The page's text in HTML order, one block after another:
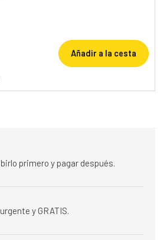
Añadir a la cesta
primero y pagar después.
y GRATIS.